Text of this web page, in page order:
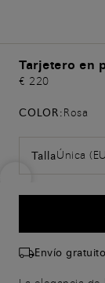
Tarjetero en
€ 220
COLOR:Rosa
TallaÚnica
Envío